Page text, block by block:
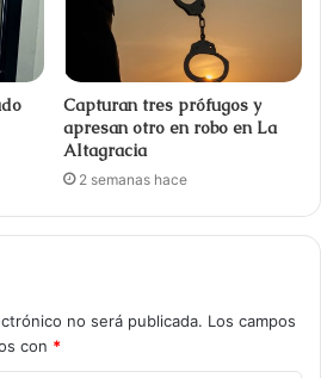
Capturan tres prófugos y
apresan otro en robo en La
Altagracia
2 semanas hace
no será publicada. Los campos
con *